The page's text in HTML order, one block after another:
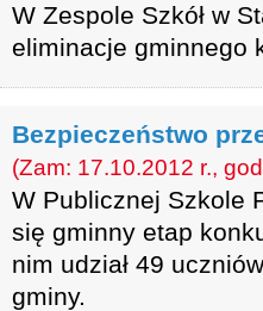
W Zespole Szkół w
eliminacje gminnego
Bezpieczeństwo
(Zam: 17.10.2012 r.,
W Publicznej Szkole
się gminny etap
nim udział 49
gminy.